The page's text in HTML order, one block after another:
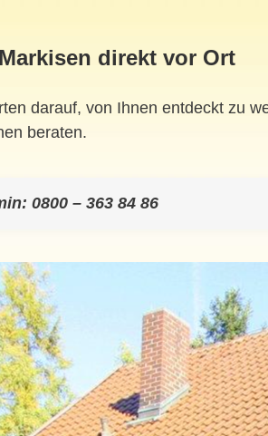
direkt vor Ort
darauf, von Ihnen entdeckt zu
beraten.
0800 – 363 84 86